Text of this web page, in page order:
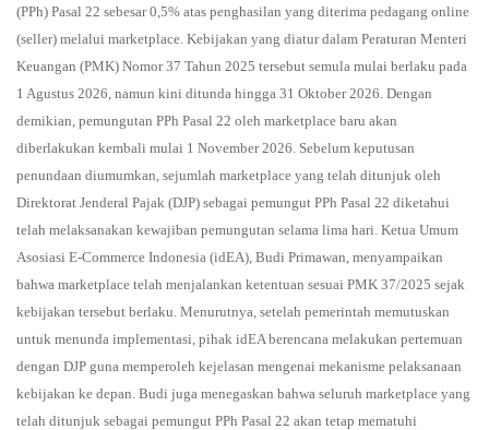
(PPh) Pasal 22 sebesar 0,5% atas penghasilan yang diterima pedagang online
(seller) melalui marketplace. Kebijakan yang diatur dalam Peraturan Menteri
Keuangan (PMK) Nomor 37 Tahun 2025 tersebut semula mulai berlaku pada
1 Agustus 2026, namun kini ditunda hingga 31 Oktober 2026. Dengan
demikian, pemungutan PPh Pasal 22 oleh marketplace baru akan
diberlakukan kembali mulai 1 November 2026. Sebelum keputusan
penundaan diumumkan, sejumlah marketplace yang telah ditunjuk oleh
Direktorat Jenderal Pajak (DJP) sebagai pemungut PPh Pasal 22 diketahui
telah melaksanakan kewajiban pemungutan selama lima hari. Ketua Umum
Asosiasi E-Commerce Indonesia (idEA), Budi Primawan, menyampaikan
bahwa marketplace telah menjalankan ketentuan sesuai PMK 37/2025 sejak
kebijakan tersebut berlaku. Menurutnya, setelah pemerintah memutuskan
untuk menunda implementasi, pihak idEA berencana melakukan pertemuan
dengan DJP guna memperoleh kejelasan mengenai mekanisme pelaksanaan
kebijakan ke depan. Budi juga menegaskan bahwa seluruh marketplace yang
telah ditunjuk sebagai pemungut PPh Pasal 22 akan tetap mematuhi